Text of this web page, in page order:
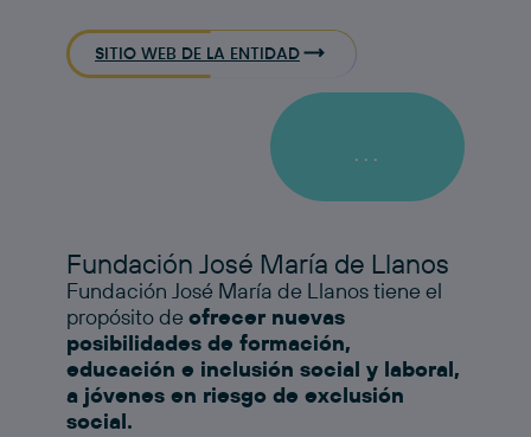
SITIO WEB DE LA ENTIDAD
...
Fundación José María de Llanos
Fundación José María de Llanos tiene el
propósito de ofrecer nuevas
posibilidades de formación,
educación e inclusión social y laboral,
a jóvenes en riesgo de exclusión
social.